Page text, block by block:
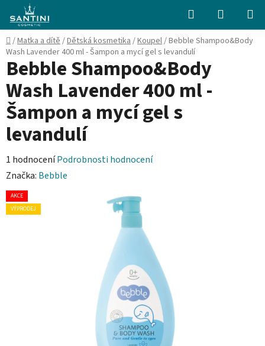
obsah
Hledat
KOŠÍK
Domů
/Matka a dítě/Dětská kosmetika/Koupel/Bebble Shampoo&Body
Wash Lavender 400 ml - Šampon a mycí gel s levandulí
Bebble Shampoo&Body
Wash Lavender 400 ml -
Šampon a mycí gel s
levandulí
Průměrné
hodnocení
produktu
je
1 hodnoceníPodrobnosti hodnocení
Značka: Bebble
AKCE
VÝPRODEJ